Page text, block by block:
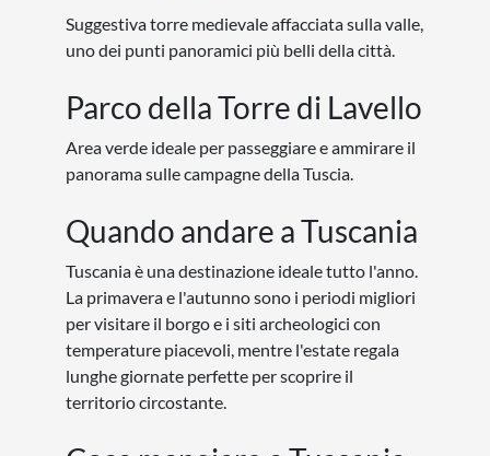
Lazio
Liguria
Marche
Molise
Piemonte
Sardegna
Sicilia
Toscana
Trentino
Umbria
Valle-d-Aosta